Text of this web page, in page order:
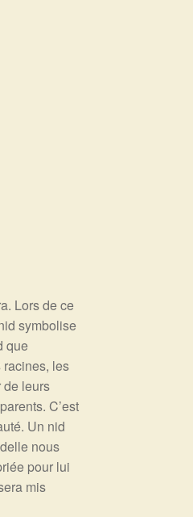
Lors de ce
symbolise
que
les
de leurs
C’est
Un nid
nous
pour lui
mis